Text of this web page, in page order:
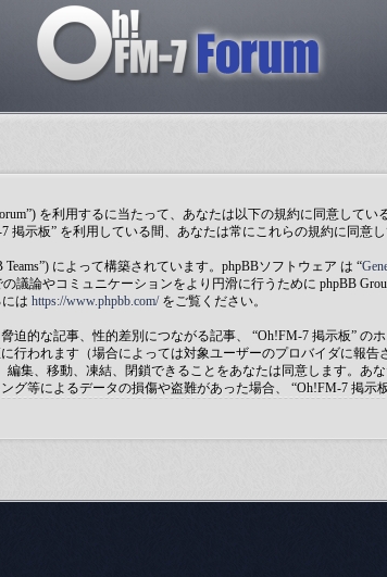
を利用するに当たって、あなたは以下の規約に同意し
示板” を利用している間、あなたは常にこれらの規約に同意し
Teams”) によって構築されています。phpBBソフトウェア は “
議論やコミュニケーションをより円滑に行うために phpBB
は https://www.phpbb.com/をご覧ください。
的な記事、性的差別につながる記事、 “Oh!FM-7 掲示板”
われます（場合によっては対象ユーザーのプロバイダに報
集、移動、凍結、閉鎖できることをあなたは同意します。あ
等によるデータの損傷や盗難があった場合、 “Oh!FM-7 掲示